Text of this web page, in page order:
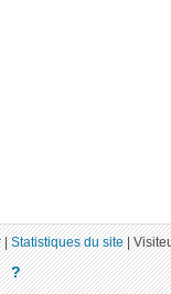
|Statistiques du site|
?